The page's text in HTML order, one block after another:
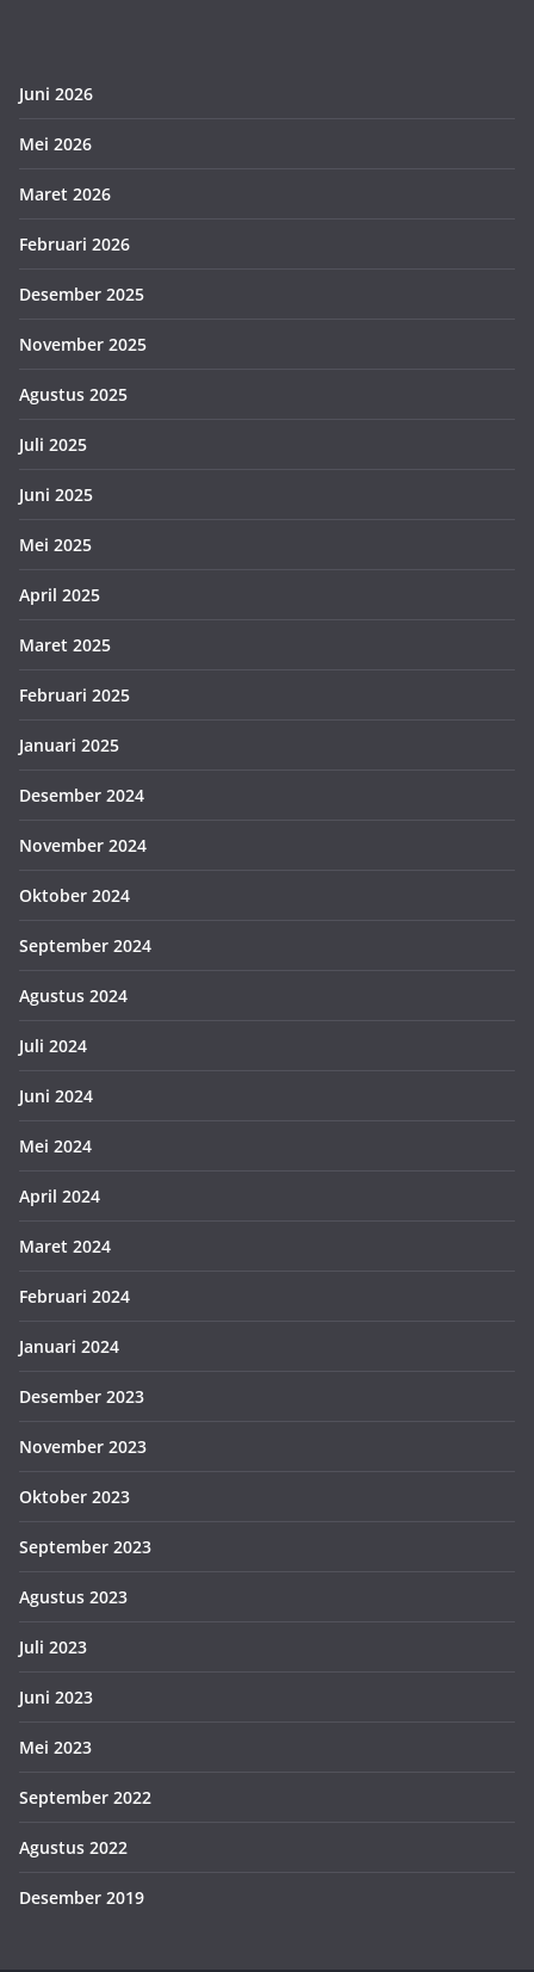
Juni 2026
Mei 2026
Maret 2026
Februari 2026
Desember 2025
November 2025
Agustus 2025
Juli 2025
Juni 2025
Mei 2025
April 2025
Maret 2025
Februari 2025
Januari 2025
Desember 2024
November 2024
Oktober 2024
September 2024
Agustus 2024
Juli 2024
Juni 2024
Mei 2024
April 2024
Maret 2024
Februari 2024
Januari 2024
Desember 2023
November 2023
Oktober 2023
September 2023
Agustus 2023
Juli 2023
Juni 2023
Mei 2023
September 2022
Agustus 2022
Desember 2019